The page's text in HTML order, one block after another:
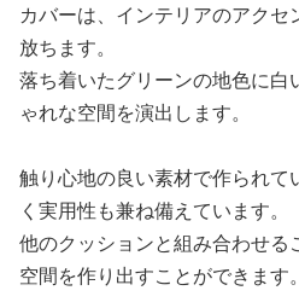
カバーは、インテリアのアク
放ちます。
落ち着いたグリーンの地色に白
ゃれな空間を演出します。
触り心地の良い素材で作られて
く実用性も兼ね備えています。
他のクッションと組み合わせる
空間を作り出すことができます。